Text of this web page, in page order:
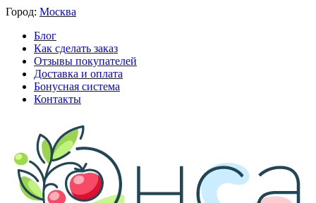
Город: Москва
Блог
Как сделать заказ
Отзывы покупателей
Доставка и оплата
Бонусная система
Контакты